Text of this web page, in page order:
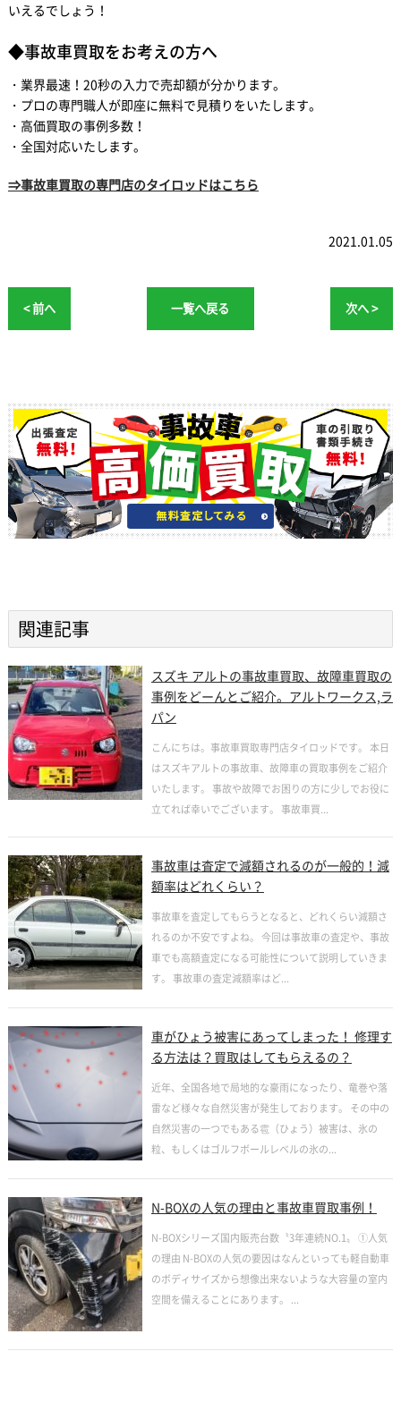
いえるでしょう！
◆事故車買取をお考えの方へ
・業界最速！20秒の入力で売却額が分かります。
・プロの専門職人が即座に無料で見積りをいたします。
・高価買取の事例多数！
・全国対応いたします。
⇒事故車買取の専門店のタイロッドはこちら
2021.01.05
< 前へ 一覧へ戻る 次へ >
関連記事
スズキ アルトの事故車買取、故障車買取の
事例をどーんとご紹介。アルトワークス,ラ
パン
こんにちは。事故車買取専門店タイロッドです。 本日
はスズキアルトの事故車、故障車の買取事例をご紹介
いたします。 事故や故障でお困りの方に少しでお役に
立てれば幸いでございます。 事故車買...
事故車は査定で減額されるのが一般的！減
額率はどれくらい？
事故車を査定してもらうとなると、どれくらい減額さ
れるのか不安ですよね。 今回は事故車の査定や、事故
車でも高額査定になる可能性について説明していきま
す。 事故車の査定減額率はど...
車がひょう被害にあってしまった！ 修理す
る方法は？買取はしてもらえるの？
近年、全国各地で局地的な豪雨になったり、竜巻や落
雷など様々な自然災害が発生しております。 その中の
自然災害の一つでもある雹（ひょう）被害は、氷の
粒、もしくはゴルフボールレベルの氷の...
N-BOXの人気の理由と事故車買取事例！
N-BOXシリーズ国内販売台数〝3年連続NO.1〟 ①人気
の理由 N-BOXの人気の要因はなんといっても軽自動車
のボディサイズから想像出来ないような大容量の室内
空間を備えることにあります。 ...